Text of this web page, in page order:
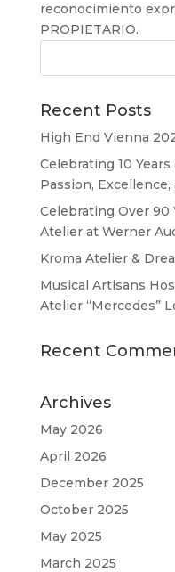
reconocimiento
PROPIETARIO.
Recent Posts
High End Vienna
Celebrating 10
Passion,
Celebrating Over 90
Atelier at Werner
Kroma Atelier &
Musical Artisans
Atelier “Mercedes”
Recent
Archives
May 2026
April 2026
December 2025
October 2025
May 2025
March 2025